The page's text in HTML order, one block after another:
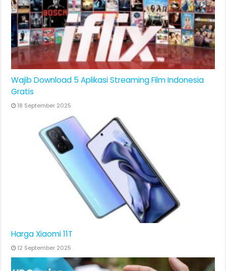
Wajib Download 5 Aplikasi Streaming Film Indonesia
Gratis
18 September 2025
Harga Xiaomi 11T
12 September 2025